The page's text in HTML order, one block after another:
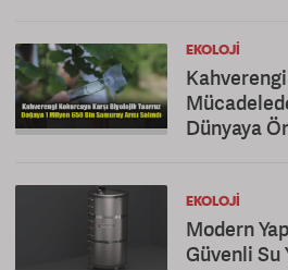
EKOLOJI
Dünyaya
EKOLOJI
Modern
Güvenli Su